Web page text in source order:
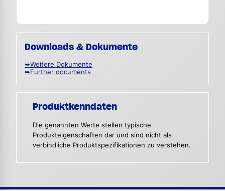
Downloads & Dokumente
➥Weitere Dokumente
➥Further documents
Produktkenndaten
Die genannten Werte stellen typische
Produkteigenschaften dar und sind nicht als
verbindliche Produktspezifikationen zu verstehen.